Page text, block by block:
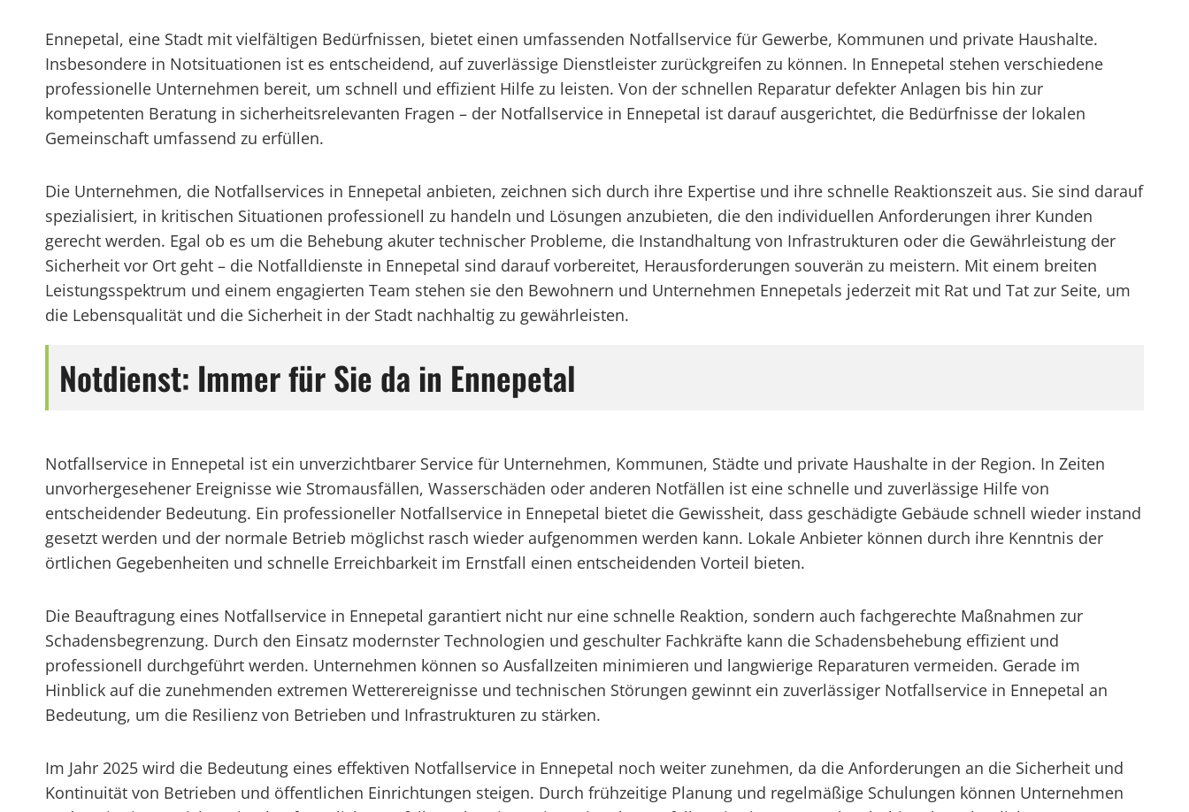
Ennepetal, eine Stadt mit vielfältigen Bedürfnissen, bietet einen umfassenden Notfallservice für Gewerbe, Kommunen und private Haushalte.
Insbesondere in Notsituationen ist es entscheidend, auf zuverlässige Dienstleister zurückgreifen zu können. In Ennepetal stehen verschiedene
professionelle Unternehmen bereit, um schnell und effizient Hilfe zu leisten. Von der schnellen Reparatur defekter Anlagen bis hin zur
kompetenten Beratung in sicherheitsrelevanten Fragen – der Notfallservice in Ennepetal ist darauf ausgerichtet, die Bedürfnisse der lokalen
Gemeinschaft umfassend zu erfüllen.
Die Unternehmen, die Notfallservices in Ennepetal anbieten, zeichnen sich durch ihre Expertise und ihre schnelle Reaktionszeit aus. Sie sind darauf
spezialisiert, in kritischen Situationen professionell zu handeln und Lösungen anzubieten, die den individuellen Anforderungen ihrer Kunden
gerecht werden. Egal ob es um die Behebung akuter technischer Probleme, die Instandhaltung von Infrastrukturen oder die Gewährleistung der
Sicherheit vor Ort geht – die Notfalldienste in Ennepetal sind darauf vorbereitet, Herausforderungen souverän zu meistern. Mit einem breiten
Leistungsspektrum und einem engagierten Team stehen sie den Bewohnern und Unternehmen Ennepetals jederzeit mit Rat und Tat zur Seite, um
die Lebensqualität und die Sicherheit in der Stadt nachhaltig zu gewährleisten.
Notdienst: Immer für Sie da in Ennepetal
Notfallservice in Ennepetal ist ein unverzichtbarer Service für Unternehmen, Kommunen, Städte und private Haushalte in der Region. In Zeiten
unvorhergesehener Ereignisse wie Stromausfällen, Wasserschäden oder anderen Notfällen ist eine schnelle und zuverlässige Hilfe von
entscheidender Bedeutung. Ein professioneller Notfallservice in Ennepetal bietet die Gewissheit, dass geschädigte Gebäude schnell wieder instand
gesetzt werden und der normale Betrieb möglichst rasch wieder aufgenommen werden kann. Lokale Anbieter können durch ihre Kenntnis der
örtlichen Gegebenheiten und schnelle Erreichbarkeit im Ernstfall einen entscheidenden Vorteil bieten.
Die Beauftragung eines Notfallservice in Ennepetal garantiert nicht nur eine schnelle Reaktion, sondern auch fachgerechte Maßnahmen zur
Schadensbegrenzung. Durch den Einsatz modernster Technologien und geschulter Fachkräfte kann die Schadensbehebung effizient und
professionell durchgeführt werden. Unternehmen können so Ausfallzeiten minimieren und langwierige Reparaturen vermeiden. Gerade im
Hinblick auf die zunehmenden extremen Wetterereignisse und technischen Störungen gewinnt ein zuverlässiger Notfallservice in Ennepetal an
Bedeutung, um die Resilienz von Betrieben und Infrastrukturen zu stärken.
Im Jahr 2025 wird die Bedeutung eines effektiven Notfallservice in Ennepetal noch weiter zunehmen, da die Anforderungen an die Sicherheit und
Kontinuität von Betrieben und öffentlichen Einrichtungen steigen. Durch frühzeitige Planung und regelmäßige Schulungen können Unternehmen